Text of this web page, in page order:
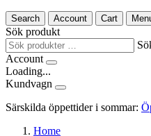
Search Account Cart
Sök produkt
Account
Loading...
Kundvagn
Särskilda öppettider i sommar:
Home